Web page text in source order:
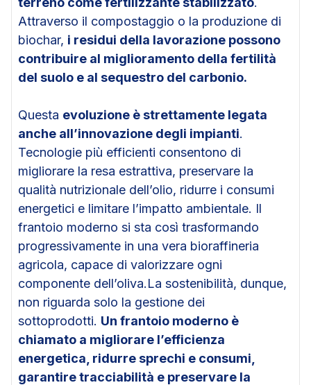
Attraverso il compostaggio o la produzione di
biochar, i residui della lavorazione possono
contribuire al miglioramento della fertilità
del suolo e al sequestro del carbonio.
Questa evoluzione è strettamente legata
anche all’innovazione degli impianti.
Tecnologie più efficienti consentono di
migliorare la resa estrattiva, preservare la
qualità nutrizionale dell’olio, ridurre i consumi
energetici e limitare l’impatto ambientale. Il
frantoio moderno si sta così trasformando
progressivamente in una vera bioraffineria
agricola, capace di valorizzare ogni
componente dell’oliva.La sostenibilità, dunque,
non riguarda solo la gestione dei
sottoprodotti. Un frantoio moderno è
chiamato a migliorare l’efficienza
energetica, ridurre sprechi e consumi,
garantire tracciabilità e preservare la